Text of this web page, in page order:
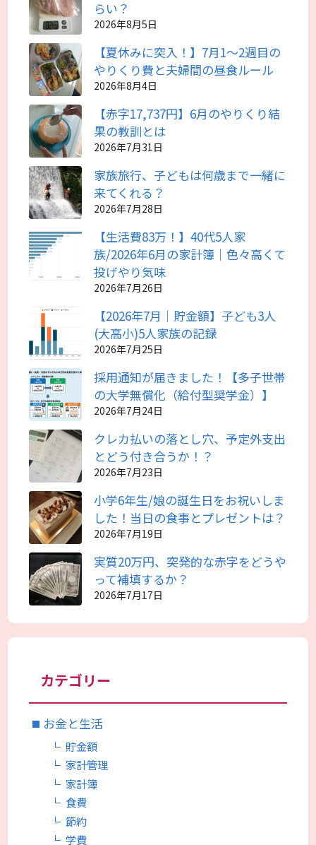
らい？
2026年8月5日
【夏休みに突入！】7月1～2週目の
やりくり費と夫婦間の昼食ルール
2026年8月4日
【赤字17,737円】6月のやりくり結
果の教訓とは
2026年7月31日
家族旅行、子どもは何歳まで一緒に
来てくれる？
2026年7月28日
【生活費83万！】40代5人家
族/2026年6月の家計簿｜色々高くて
投げやり気味
2026年7月26日
【2026年7月｜貯金額】子ども3人
(大高小)5人家族の記録
2026年7月25日
採用通知が届きました！【多子世帯
の大学無償化（給付型奨学金）】
2026年7月24日
クレカ払いの落とし穴、予定外支出
とどう付き合うか！？
2026年7月23日
小学6年生/娘の誕生日をお祝いしま
した！当日の食事とプレゼントは？
2026年7月19日
実質20万円、突発的な赤字をどうや
って補填するか？
2026年7月17日
カテゴリー
お金と生活
貯金額
家計管理
家計簿
食費
節約
学費